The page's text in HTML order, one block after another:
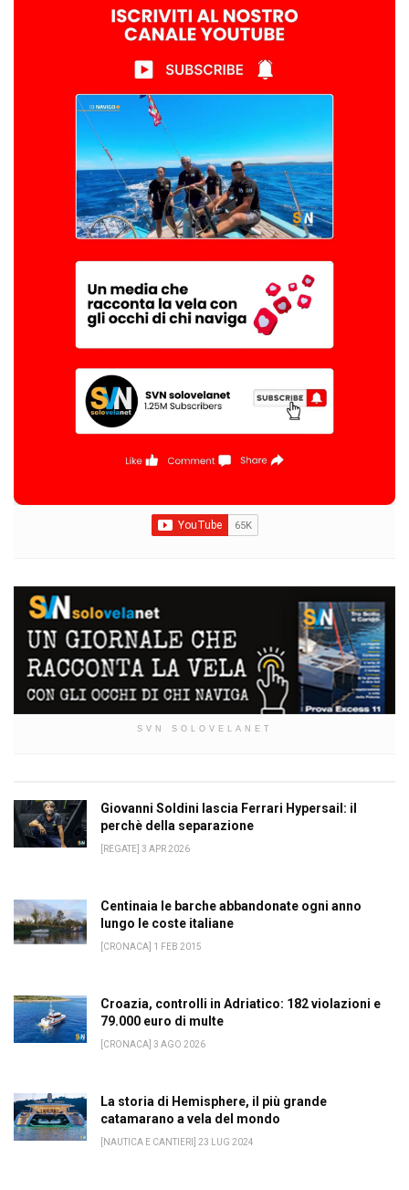
SVN SOLOVELANET
Giovanni Soldini lascia Ferrari Hypersail: il
perchè della separazione
[REGATE] 3 APR 2026
Centinaia le barche abbandonate ogni anno
lungo le coste italiane
[CRONACA] 1 FEB 2015
Croazia, controlli in Adriatico: 182 violazioni e
79.000 euro di multe
[CRONACA] 3 AGO 2026
La storia di Hemisphere, il più grande
catamarano a vela del mondo
[NAUTICA E CANTIERI] 23 LUG 2024